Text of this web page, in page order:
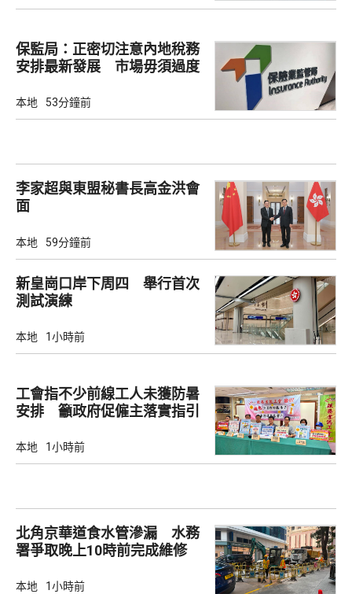
保監局：正密切注意內地稅務
安排最新發展 市場毋須過度
本地 53分鐘前
李家超與東盟秘書長高金洪會
面
本地 59分鐘前
新皇崗口岸下周四 舉行首次
測試演練
本地 1小時前
工會指不少前線工人未獲防暑
安排 籲政府促僱主落實指引
本地 1小時前
北角京華道食水管滲漏 水務
署爭取晚上10時前完成維修
本地 1小時前